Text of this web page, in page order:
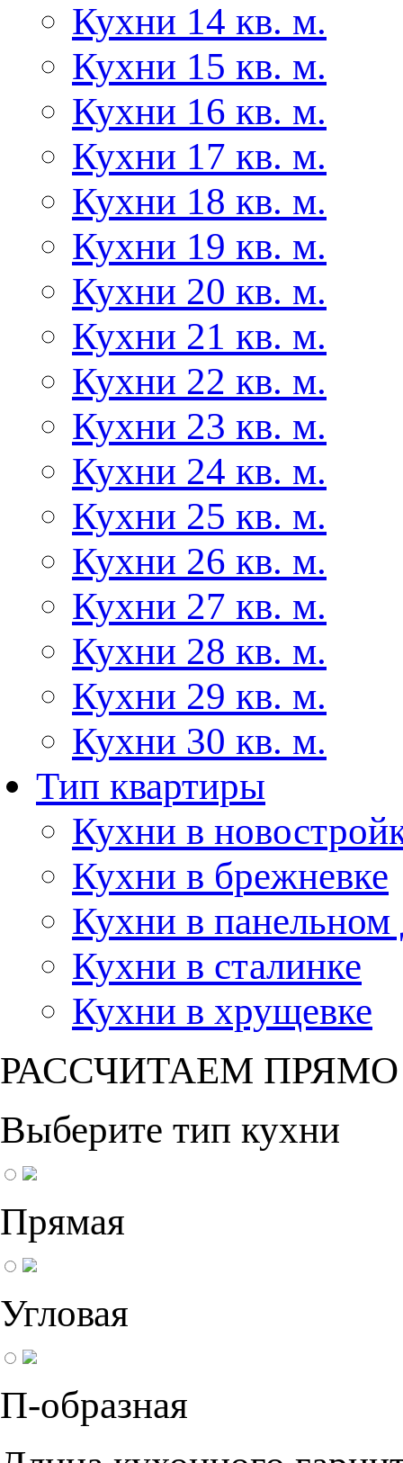
Кухни 14 кв. м.
Кухни 15 кв. м.
Кухни 16 кв. м.
Кухни 17 кв. м.
Кухни 18 кв. м.
Кухни 19 кв. м.
Кухни 20 кв. м.
Кухни 21 кв. м.
Кухни 22 кв. м.
Кухни 23 кв. м.
Кухни 24 кв. м.
Кухни 25 кв. м.
Кухни 26 кв. м.
Кухни 27 кв. м.
Кухни 28 кв. м.
Кухни 29 кв. м.
Кухни 30 кв. м.
Тип квартиры
Кухни в
Кухни в брежневке
Кухни в панельном
Кухни в сталинке
Кухни в хрущевке
РАССЧИТАЕМ
Выберите тип кухни
Прямая
Угловая
П-образная